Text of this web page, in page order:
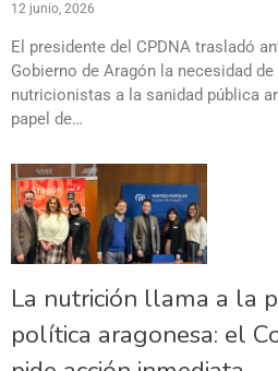
12 junio, 2026
El presidente del CPDNA trasladó
Gobierno de Aragón la necesidad
nutricionistas a la sanidad pública
papel de…
La nutrición llama a la
política aragonesa: el